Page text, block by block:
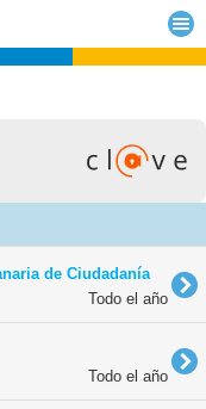
de Ciudadanía
Todo el año
Todo el año